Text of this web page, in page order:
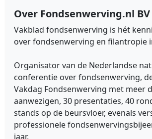
Over Fondsenwerving.nl BV
Vakblad fondsenwerving is hét
over fondsenwerving en filantropie
Organisator van de Nederlandse
conferentie over fondsenwerving,
Vakdag Fondsenwerving met meer
aanwezigen, 30 presentaties, 40
stands op de beursvloer, evenals
professionele
jaar.